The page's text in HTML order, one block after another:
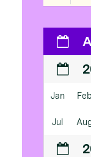
Jan Feb
Jul